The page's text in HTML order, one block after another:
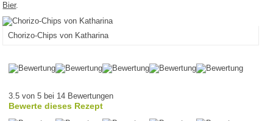
Bier.
Chorizo-Chips von Katharina
3.5 von 5 bei 14 Bewertungen
Bewerte dieses Rezept